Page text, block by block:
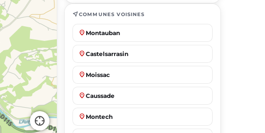
near_meCOMMUNES VOISINES
place Montauban
place Castelsarrasin
place Moissac
place Caussade
place Montech